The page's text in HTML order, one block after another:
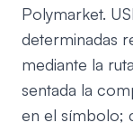
Polymarket.
determinadas
mediante la
sentada la
en el símbolo;